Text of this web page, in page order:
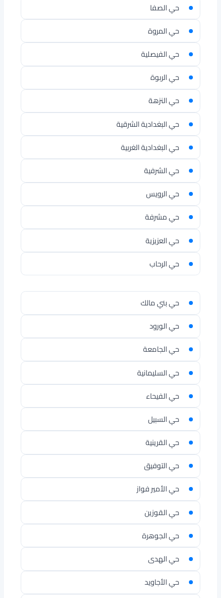
حي الصفا
حي المروة
حي الفيصلية
حي الربوة
حي النزهة
حي البغدادية الشرقية
حي البغدادية الغربية
حي الشرفية
حي الرويس
حي مشرفة
حي العزيزية
حي الرحاب
حي بني مالك
حي الورود
حي الجامعة
حي السليمانية
حي الفيحاء
حي السبيل
حي القرينية
حي التوفيق
حي الأمير فواز
حي القوزين
حي الجوهرة
حي الهدى
حي الأجاويد